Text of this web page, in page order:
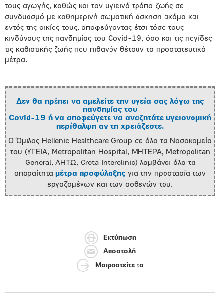
τους αγωγής, καθώς και τον υγιεινό τρόπο ζωής σε
συνδυασμό με καθημερινή σωματική άσκηση ακόμα και
εντός της οικίας τους, αποφεύγοντας έτσι τόσο τους
κινδύνους της πανδημίας του Covid-19, όσο και τις παγίδες
τις καθιστικής ζωής που πιθανόν θέτουν τα προστατευτικά
μέτρα.
Δεν θα πρέπει να αμελείτε την υγεία σας λόγω της
πανδημίας του
Covid-19 ή να αποφεύγετε να αναζητάτε υγειονομική
περίθαλψη αν τη χρειάζεστε.
Ο Όμιλος Hellenic Healthcare Group σε όλα τα Νοσοκομεία
του (ΥΓΕΙΑ, Metropolitan Hospital, ΜΗΤΕΡΑ, Metropolitan
General, ΛΗΤΩ, Creta Interclinic) λαμβάνει όλα τα
απαραίτητα μέτρα προφύλαξης για την προστασία των
εργαζομένων και των ασθενών του.
Εκτύπωση
Αποστολή
Μοιραστείτε το